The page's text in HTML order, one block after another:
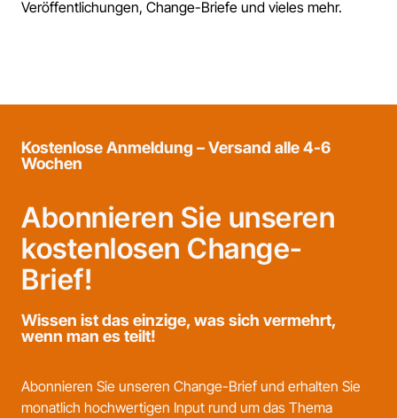
Veröffentlichungen, Change-Briefe und vieles mehr.
Kostenlose Anmeldung – Versand alle 4-6
Wochen
Abonnieren Sie unseren
kostenlosen Change-
Brief!
Wissen ist das einzige, was sich vermehrt,
wenn man es teilt!
Abonnieren Sie unseren Change-Brief und erhalten Sie
monatlich hochwertigen Input rund um das Thema